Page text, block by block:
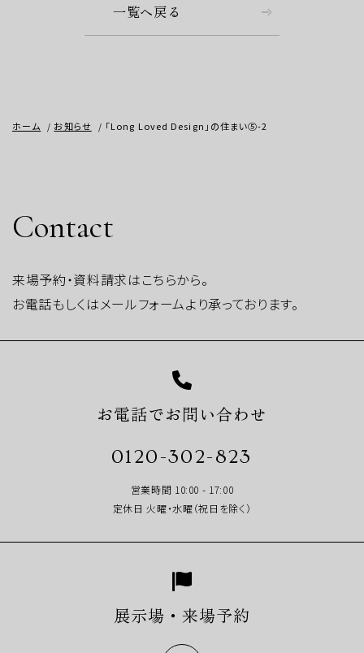
一覧へ戻る
ホーム お知らせ 「Long Loved Design」の住まい⑤-2
Contact
来場予約・資料請求はこちらから。
お電話もしくはメールフォームより承っております。
お電話でお問い合わせ
0120-302-823
営業時間 10:00 - 17:00
定休日 火曜・水曜（祝日を除く）
展示場・来場予約